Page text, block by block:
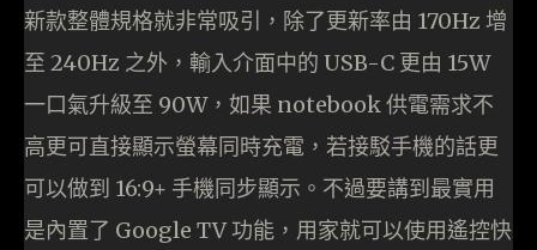
新款整體規格就非常吸引，除了更新率由 170Hz 增
至 240Hz 之外，輸入介面中的 USB-C 更由 15W
一口氣升級至 90W，如果 notebook 供電需求不
高更可直接顯示螢幕同時充電，若接駁手機的話更
可以做到 16:9+ 手機同步顯示。不過要講到最實用
是內置了 Google TV 功能，用家就可以使用遙控快